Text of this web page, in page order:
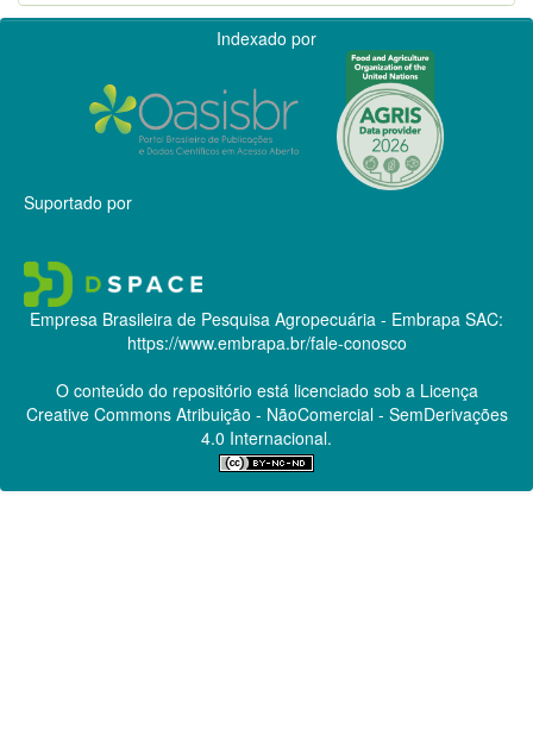
Indexado por
Suportado por
Empresa Brasileira de Pesquisa Agropecuária - Embrapa SAC:
https://www.embrapa.br/fale-conosco
O conteúdo do repositório está licenciado sob a Licença
Creative CommonsAtribuição - NãoComercial - SemDerivações
4.0 Internacional.